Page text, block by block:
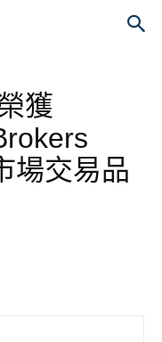
獲
場交易品